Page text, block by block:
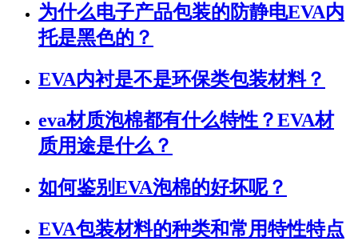
为什么电子产品包装的防静电EVA内
托是黑色的？
EVA内衬是不是环保类包装材料？
eva材质泡棉都有什么特性？EVA材
质用途是什么？
如何鉴别EVA泡棉的好坏呢？
EVA包装材料的种类和常用特性特点